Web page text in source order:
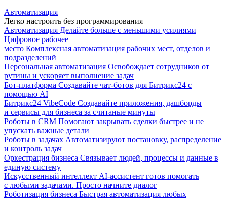
Автоматизация
Легко настроить без программирования
Автоматизация Делайте больше с меньшими усилиями
Цифровое рабочее
место Комплексная автоматизация рабочих мест, отделов и
подразделений
Персональная автоматизация Освобождает сотрудников от
рутины и ускоряет выполнение задач
Бот-платформа Создавайте чат-ботов для Битрикс24 с
помощью AI
Битрикс24 VibeCode Создавайте приложения, дашборды
и сервисы для бизнеса за считаные минуты
Роботы в CRM Помогают закрывать сделки быстрее и не
упускать важные детали
Роботы в задачах Автоматизируют постановку, распределение
и контроль задач
Оркестрация бизнеса Связывает людей, процессы и данные в
единую систему
Искусственный интеллект AI-ассистент готов помогать
с любыми задачами. Просто начните диалог
Роботизация бизнеса Быстрая автоматизация любых